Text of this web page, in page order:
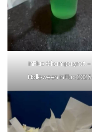
inFlux Champagnat –
Halloween inFlux 2025